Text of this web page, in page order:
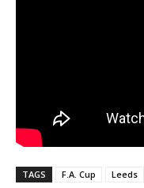
TAGS F.A. Cup Leeds